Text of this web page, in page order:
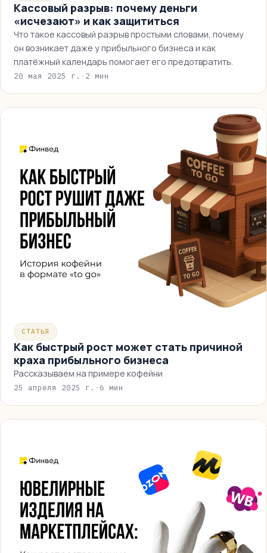
Кассовый разрыв: почему деньги
«исчезают» и как защититься
Что такое кассовый разрыв простыми словами, почему
он возникает даже у прибыльного бизнеса и как
платёжный календарь помогает его предотвратить.
20 мая 2025 г. · 2 мин
СТАТЬЯ
Как быстрый рост может стать причиной
краха прибыльного бизнеса
Рассказываем на примере кофейни
25 апреля 2025 г. · 6 мин